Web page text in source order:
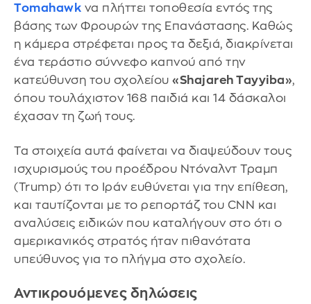
Tomahawk να πλήττει τοποθεσία εντός της
βάσης των Φρουρών της Επανάστασης. Καθώς
η κάμερα στρέφεται προς τα δεξιά, διακρίνεται
ένα τεράστιο σύννεφο καπνού από την
κατεύθυνση του σχολείου «Shajareh Tayyiba»,
όπου τουλάχιστον 168 παιδιά και 14 δάσκαλοι
έχασαν τη ζωή τους.
Τα στοιχεία αυτά φαίνεται να διαψεύδουν τους
ισχυρισμούς του προέδρου Ντόναλντ Τραμπ
(Trump) ότι το Ιράν ευθύνεται για την επίθεση,
και ταυτίζονται με το ρεπορτάζ του CNN και
αναλύσεις ειδικών που καταλήγουν στο ότι ο
αμερικανικός στρατός ήταν πιθανότατα
υπεύθυνος για το πλήγμα στο σχολείο.
Αντικρουόμενες δηλώσεις